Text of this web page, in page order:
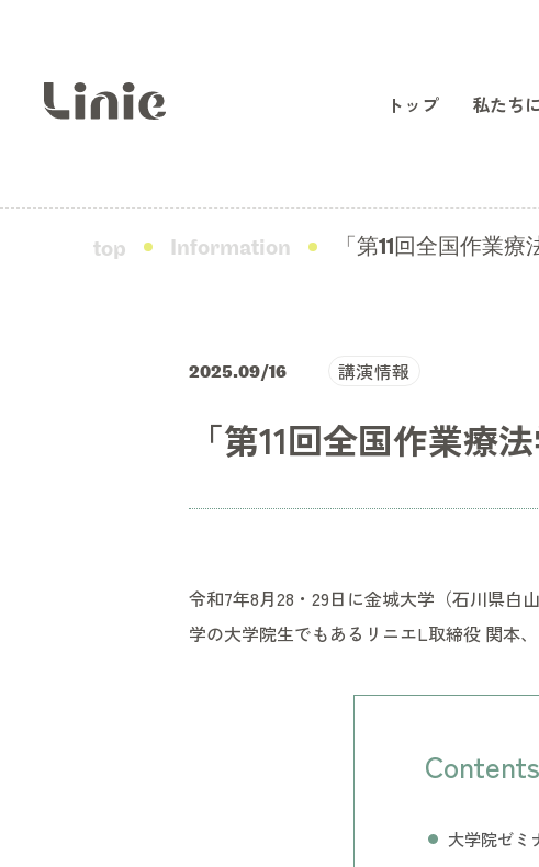
トップ 私たち
top Information 「第11回全国作業
2025.09/16 講演情報
「第11回全国作業療
令和7年8月28・29日に金城大学（石川県白
学の大学院生でもあるリニエL取締役 関本
Contents
大学院ゼミ